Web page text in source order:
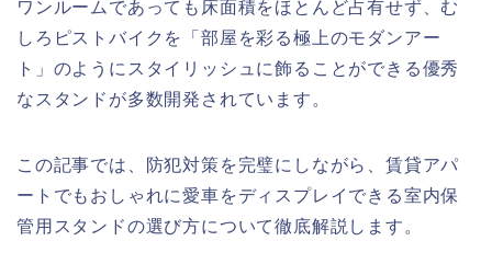
ワンルームであっても床面積をほとんど占有せず、む
しろピストバイクを「部屋を彩る極上のモダンアー
ト」のようにスタイリッシュに飾ることができる優秀
なスタンドが多数開発されています。
この記事では、防犯対策を完璧にしながら、賃貸アパ
ートでもおしゃれに愛車をディスプレイできる室内保
管用スタンドの選び方について徹底解説します。